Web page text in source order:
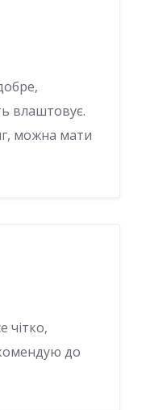
влаштовує.
можна мати
чітко,
до